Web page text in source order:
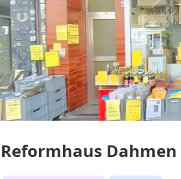
Reformhaus Dahmen